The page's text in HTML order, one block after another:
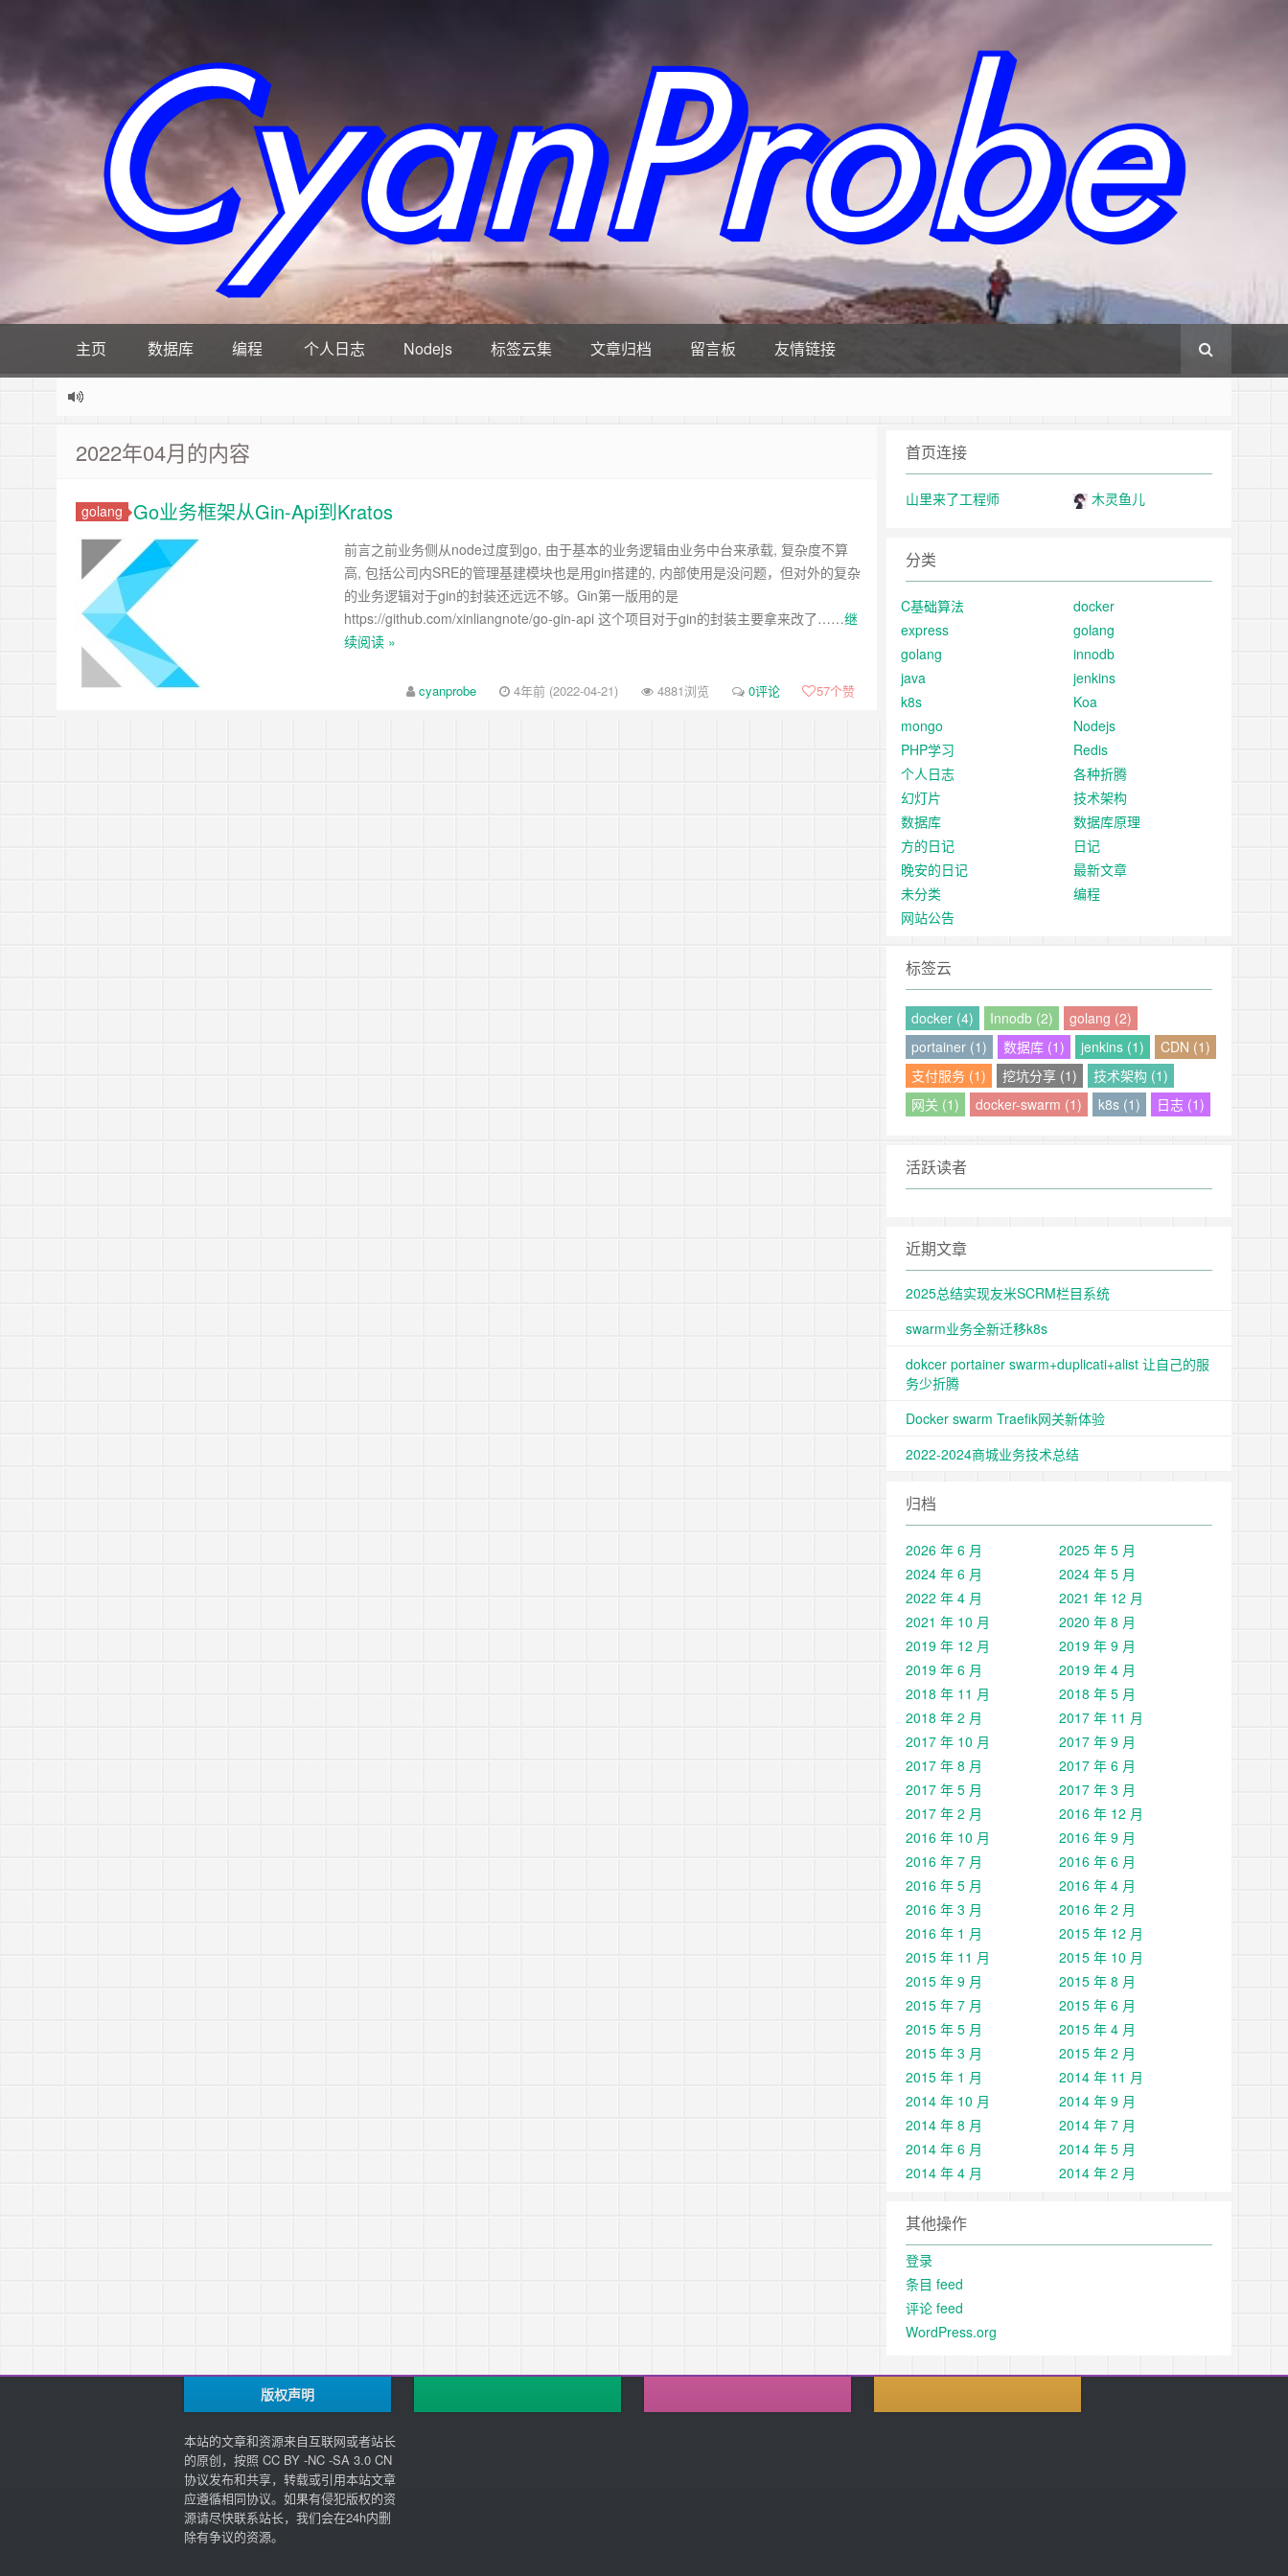
主页 数据库 编程 个人日志 Nodejs 标签云集 文章归档 留言板 友情链接
2022年04月的内容
golang Go业务框架从Gin-Api到Kratos
前言之前业务侧从node过度到go, 由于基本的业务逻辑由业务中台来承载, 复杂度不算
高, 包括公司内SRE的管理基建模块也是用gin搭建的, 内部使用是没问题，但对外的复杂
的业务逻辑对于gin的封装还远远不够。Gin第一版用的是
https://github.com/xinliangnote/go-gin-api 这个项目对于gin的封装主要拿来改了……继
续阅读 »
cyanprobe 4年前 (2022-04-21) 4881浏览 0评论 57个赞
首页连接
山里来了工程师 木灵鱼儿
分类
C基础算法
docker
express
golang
golang
innodb
java
jenkins
k8s
Koa
mongo
Nodejs
PHP学习
Redis
个人日志
各种折腾
幻灯片
技术架构
数据库
数据库原理
方的日记
日记
晚安的日记
最新文章
未分类
编程
网站公告
标签云
docker (4) Innodb (2)
golang (2)
portainer (1)
数据库 (1) jenkins (1)
CDN (1)
支付服务 (1)
挖坑分享 (1)
技术架构 (1)
网关 (1)
docker-swarm (1) k8s (1) 日志 (1)
活跃读者
近期文章
2025总结实现友米SCRM栏目系统
swarm业务全新迁移k8s
dokcer portainer swarm+duplicati+alist 让自己的服
务少折腾
Docker swarm Traefik网关新体验
2022-2024商城业务技术总结
归档
2026 年 6 月
2025 年 5 月
2024 年 6 月
2024 年 5 月
2022 年 4 月
2021 年 12 月
2021 年 10 月
2020 年 8 月
2019 年 12 月
2019 年 9 月
2019 年 6 月
2019 年 4 月
2018 年 11 月
2018 年 5 月
2018 年 2 月
2017 年 11 月
2017 年 10 月
2017 年 9 月
2017 年 8 月
2017 年 6 月
2017 年 5 月
2017 年 3 月
2017 年 2 月
2016 年 12 月
2016 年 10 月
2016 年 9 月
2016 年 7 月
2016 年 6 月
2016 年 5 月
2016 年 4 月
2016 年 3 月
2016 年 2 月
2016 年 1 月
2015 年 12 月
2015 年 11 月
2015 年 10 月
2015 年 9 月
2015 年 8 月
2015 年 7 月
2015 年 6 月
2015 年 5 月
2015 年 4 月
2015 年 3 月
2015 年 2 月
2015 年 1 月
2014 年 11 月
2014 年 10 月
2014 年 9 月
2014 年 8 月
2014 年 7 月
2014 年 6 月
2014 年 5 月
2014 年 4 月
2014 年 2 月
其他操作
登录
条目 feed
评论 feed
WordPress.org
版权声明
本站的文章和资源来自互联网或者站长
的原创，按照 CC BY -NC -SA 3.0 CN
协议发布和共享，转载或引用本站文章
应遵循相同协议。如果有侵犯版权的资
源请尽快联系站长，我们会在24h内删
除有争议的资源。